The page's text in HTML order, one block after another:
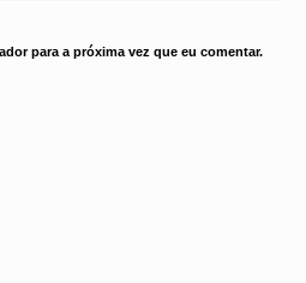
para a próxima vez que eu comentar.